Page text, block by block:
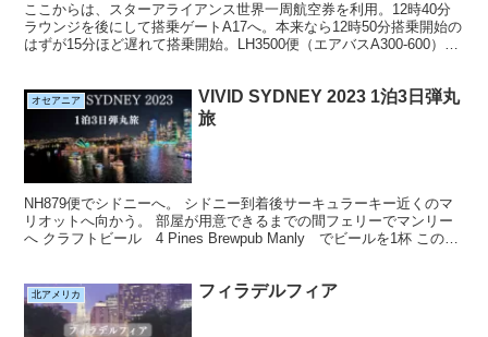
ここからは、スターアライアンス世界一周航空券を利用。12時40分
ラウンジを後にして搭乗ゲートA17へ。本来なら12時50分搭乗開始の
はずが15分ほど遅れて搭乗開始。LH3500便（エアバスA300-600）
オセアニア
VIVID SYDNEY 2023 1泊3日弾丸
旅
NH879便でシドニーへ。 シドニー到着後サーキュラーキー近くのマ
リオットへ向かう。 部屋が用意できるまでの間フェリーでマンリー
へ クラフトビール 4 Pines Brewpub Manly でビールを1杯 この日
北アメリカ フィラデルフィア